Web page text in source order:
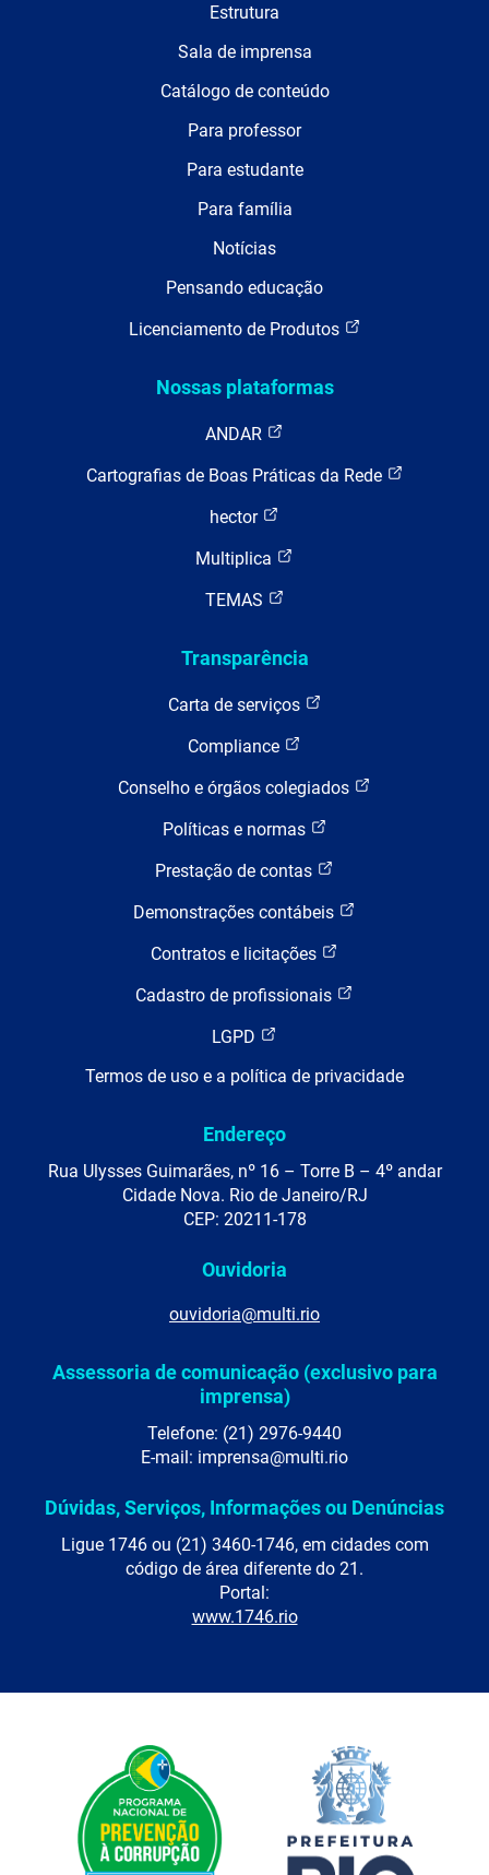
Estrutura
Sala de imprensa
Catálogo de conteúdo
Para professor
Para estudante
Para família
Notícias
Pensando educação
Licenciamento de Produtos
Nossas plataformas
ANDAR
Cartografias de Boas Práticas da Rede
hector
Multiplica
TEMAS
Transparência
Carta de serviços
Compliance
Conselho e órgãos colegiados
Políticas e normas
Prestação de contas
Demonstrações contábeis
Contratos e licitações
Cadastro de profissionais
LGPD
Termos de uso e a política de privacidade
Endereço
Rua Ulysses Guimarães, nº 16 – Torre B – 4º andar
Cidade Nova. Rio de Janeiro/RJ
CEP: 20211-178
Ouvidoria
ouvidoria@multi.rio
Assessoria de comunicação (exclusivo para
imprensa)
Telefone: (21) 2976-9440
E-mail: imprensa@multi.rio
Dúvidas, Serviços, Informações ou Denúncias
Ligue 1746 ou (21) 3460-1746, em cidades com
código de área diferente do 21.
Portal:
www.1746.rio